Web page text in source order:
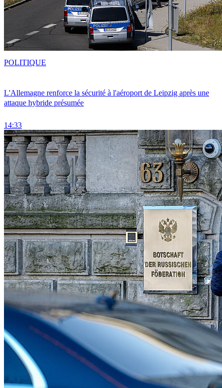
L'Allemagne renforce la sécurité à l'aéroport de Leipzig après une
attaque hybride présumée
14:33
POLITIQUE